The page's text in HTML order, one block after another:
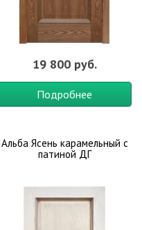
19 800 руб.
Подробнее
Альба Ясень карамельный с
патиной ДГ